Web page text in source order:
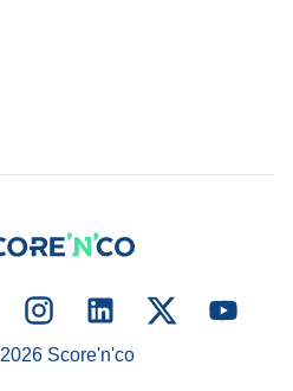
2026Score'n'co